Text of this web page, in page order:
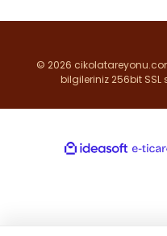
© 2026
bilgileriniz 256bit SSL
ideasoft